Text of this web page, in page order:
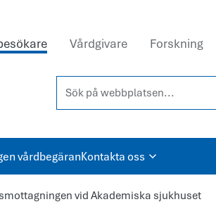
Vårdgivare Forskning
Sök på webbplatsen...
vårdbegäranKontakta oss
vid Akademiska sjukhuset